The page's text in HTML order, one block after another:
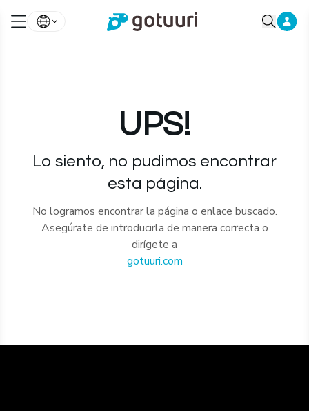
UPS!
Lo siento, no pudimos encontrar
esta página.
No logramos encontrar la página o enlace buscado.
Asegúrate de introducirla de manera correcta o
dirígete a
gotuuri.com